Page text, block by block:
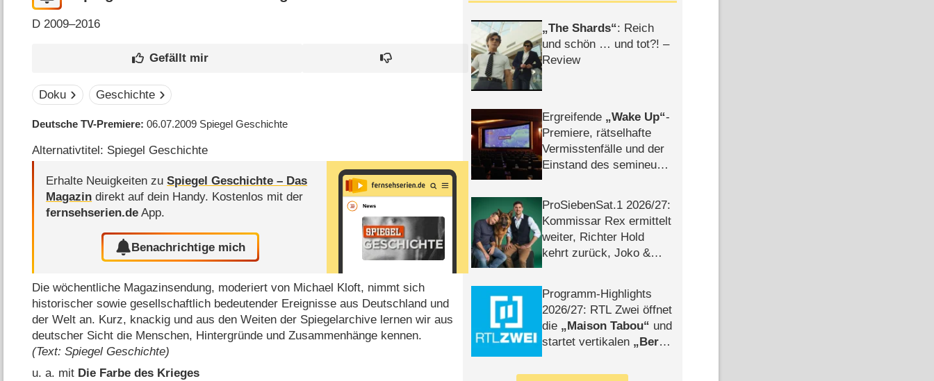
D 2009–2016
Doku Geschichte
Deutsche TV-Premiere 06.07.2009 Spiegel Geschichte
Alternativtitel: Spiegel Geschichte
Erhalte Neuigkeiten zuSpiegel Geschichte – Das
Magazin direkt auf dein Handy. Kostenlos mit der
fernsehserien.de App.
Benachrichtige mich
Die wöchentliche Magazinsendung, moderiert von Michael Kloft, nimmt sich
historischer sowie gesellschaftlich bedeutender Ereignisse aus Deutschland und
der Welt an. Kurz, knackig und aus den Weiten der Spiegelarchive lernen wir aus
deutscher Sicht die Menschen, Hintergründe und Zusammenhänge kennen.
(Text: Spiegel Geschichte)
u. a. mit Die Farbe des Krieges
The Shards : Reich
und schön … und tot?! –
Review
Ergreifende Wake Up -
Premiere, rätselhafte
Vermisstenfälle und der
Einstand des semineuen
ProSiebenSat.1 2026/​27:
Kommissar Rex ermittelt
weiter, Richter Hold
kehrt zurück, Joko &
Programm-Highlights
2026/​27: RTL Zwei öffnet
die
Maison Tabou
und
startet vertikalen
Berlin